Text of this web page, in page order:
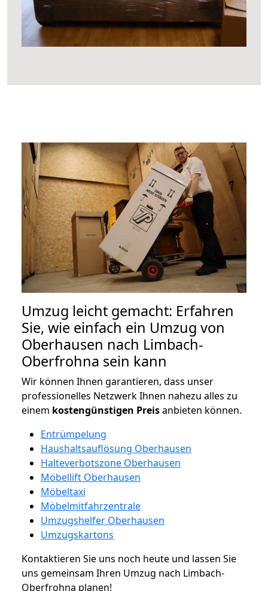
Umzug leicht gemacht: Erfahren
Sie, wie einfach ein Umzug von
Oberhausen nach Limbach-
Oberfrohna sein kann
Wir können Ihnen garantieren, dass unser
professionelles Netzwerk Ihnen nahezu alles zu
einem kostengünstigen Preisanbieten können.
Entrümpelung
Haushaltsauflösung Oberhausen
Halteverbotszone Oberhausen
Möbellift Oberhausen
Möbeltaxi
Möbelmitfahrzentrale
Umzugshelfer Oberhausen
Umzugskartons
Kontaktieren Sie uns noch heute und lassen Sie
uns gemeinsam Ihren Umzug nach Limbach-
Oberfrohna planen!